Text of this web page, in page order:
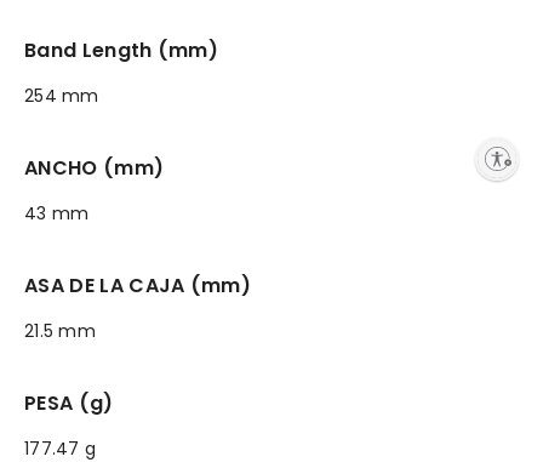
Band Length (mm)
254 mm
ANCHO (mm)
43 mm
ASA DE LA CAJA (mm)
21.5 mm
PESA (g)
177.47 g